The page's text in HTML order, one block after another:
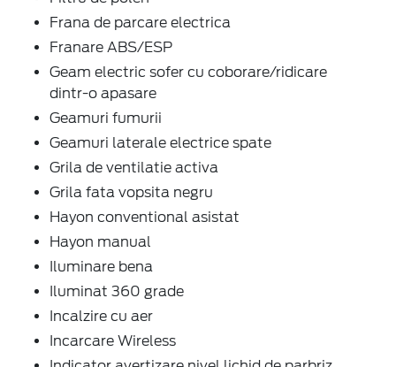
Frana de parcare electrica
Franare ABS/ESP
Geam electric sofer cu coborare/ridicare
dintr-o apasare
Geamuri fumurii
Geamuri laterale electrice spate
Grila de ventilatie activa
Grila fata vopsita negru
Hayon conventional asistat
Hayon manual
Iluminare bena
Iluminat 360 grade
Incalzire cu aer
Incarcare Wireless